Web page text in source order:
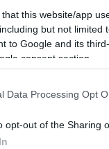
that this website/app
but not limited
to Google and its
consent section.
Data Processing Opt
opt-out of the Sharing
vagyunk,
ajtaján, és